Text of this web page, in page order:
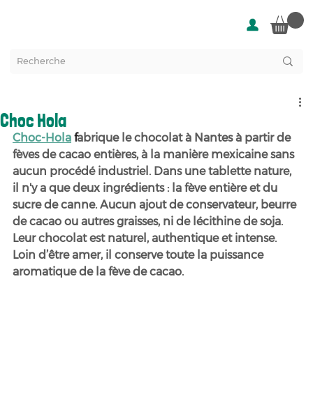
Choc Hola
Choc-Hola fabrique le chocolat à Nantes à partir de
fèves de cacao entières, à la manière mexicaine sans
aucun procédé industriel. Dans une tablette nature,
il n'y a que deux ingrédients : la fève entière et du
sucre de canne. Aucun ajout de conservateur, beurre
de cacao ou autres graisses, ni de lécithine de soja.
Leur chocolat est naturel, authentique et intense.
Loin d’être amer, il conserve toute la puissance
aromatique de la fève de cacao.